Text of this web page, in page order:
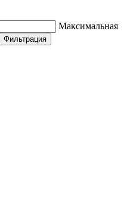
Максимальная
Фильтрация